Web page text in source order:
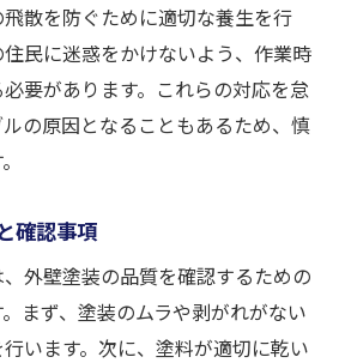
散を防ぐために適切な養生を行
民に迷惑をかけないよう、作業時
要があります。これらの対応を怠
の原因となることもあるため、慎
確認事項
外壁塗装の品質を確認するための
まず、塗装のムラや剥がれがない
います。次に、塗料が適切に乾い